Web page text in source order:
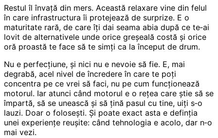
Restul îl învață din mers. Această relaxare vine din felul
în care infrastructura îi protejează de surprize. E o
maturitate rară, de care îți dai seama abia după ce te‑ai
lovit de alternativele unde orice greșeală costă și orice
oră proastă te face să te simți ca la început de drum.
Nu e perfecțiune, și nici nu e nevoie să fie. E, mai
degrabă, acel nivel de încredere în care te poți
concentra pe ce vrei să faci, nu pe cum funcționează
motorul. Iar atunci când motorul e o rețea care știe să se
împartă, să se unească și să țină pasul cu tine, uiți s‑o
lauzi. Doar o folosești. Și poate exact asta e definția
unei experiențe reușite: când tehnologia e acolo, dar n‑o
mai vezi.